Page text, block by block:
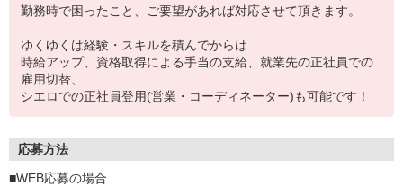
勤務時で困ったこと、ご要望があれば対応させて頂きます。
ゆくゆくは経験・スキルを積んでからは
時給アップ、資格取得による手当の支給、就業先の正社員での
雇用切替、
シエロでの正社員登用(営業・コーディネーター)も可能です！
応募方法
■WEB応募の場合